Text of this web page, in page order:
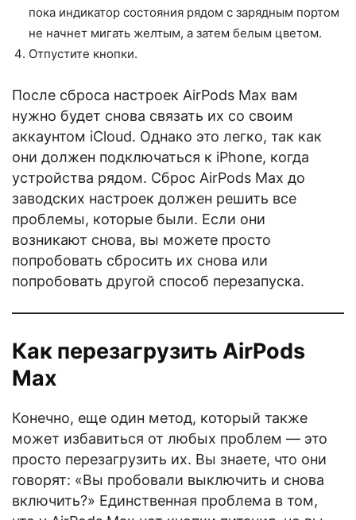
пока индикатор состояния рядом с зарядным портом
не начнет мигать желтым, а затем белым цветом.
Отпустите кнопки.
После сброса настроек AirPods Max вам
нужно будет снова связать их со своим
аккаунтом iCloud. Однако это легко, так как
они должен подключаться к iPhone, когда
устройства рядом. Сброс AirPods Max до
заводских настроек должен решить все
проблемы, которые были. Если они
возникают снова, вы можете просто
попробовать сбросить их снова или
попробовать другой способ перезапуска.
Как перезагрузить AirPods
Max
Конечно, еще один метод, который также
может избавиться от любых проблем — это
просто перезагрузить их. Вы знаете, что они
говорят: «Вы пробовали выключить и снова
включить?» Единственная проблема в том,